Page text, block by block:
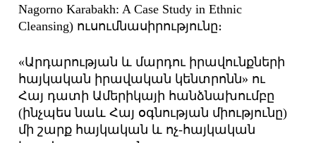
Nagorno Karabakh: A Case Study in Ethnic
Cleansing) ուսումնասիրությունը։
«Արդարության և մարդու իրավունքների
հայկական իրավական կենտրոնն» ու
Հայ դատի Ամերիկայի հանձնախումբը
(ինչպես նաև Հայ օգնության միությունը)
մի շարք հայկական և ոչ-հայկական